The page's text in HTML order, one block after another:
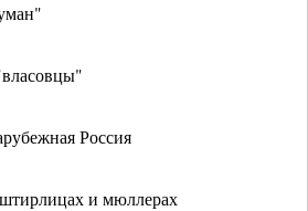
Россия
и мюллерах